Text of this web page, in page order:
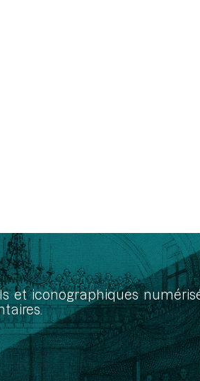
et iconographiques